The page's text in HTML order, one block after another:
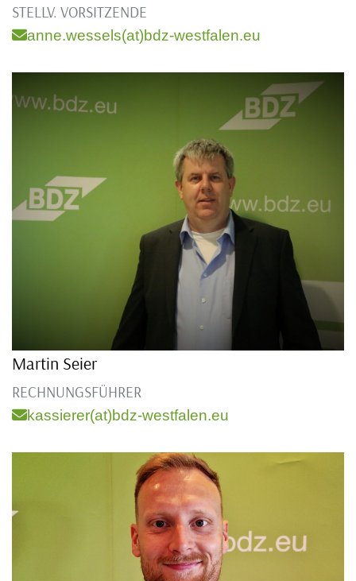
STELLV. VORSITZENDE
anne.wessels(at)bdz-westfalen.eu
Martin Seier
RECHNUNGSFÜHRER
kassierer(at)bdz-westfalen.eu